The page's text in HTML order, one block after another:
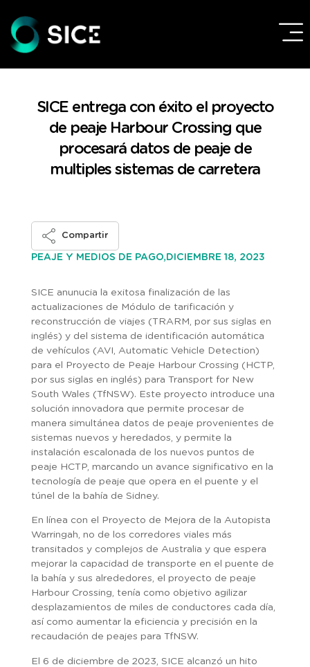
SICE entrega con éxito el proyecto
de peaje Harbour Crossing que
procesará datos de peaje de
multiples sistemas de carretera
PEAJE Y MEDIOS DE PAGO,DICIEMBRE 18, 2023
Compartir
SICE anunucia la exitosa finalización de las
actualizaciones de Módulo de tarificación y
reconstrucción de viajes (TRARM, por sus siglas en
inglés) y del sistema de identificación automática
de vehículos (AVI, Automatic Vehicle Detection)
para el Proyecto de Peaje Harbour Crossing (HCTP,
por sus siglas en inglés) para Transport for New
South Wales (TfNSW). Este proyecto introduce una
solución innovadora que permite procesar de
manera simultánea datos de peaje provenientes de
sistemas nuevos y heredados, y permite la
instalación escalonada de los nuevos puntos de
peaje HCTP, marcando un avance significativo en la
tecnología de peaje que opera en el puente y el
túnel de la bahía de Sidney.
En línea con el Proyecto de Mejora de la Autopista
Warringah, no de los corredores viales más
transitados y complejos de Australia y que espera
mejorar la capacidad de transporte en el puente de
la bahía y sus alrededores, el proyecto de peaje
Harbour Crossing, tenía como objetivo agilizar
desplazamientos de miles de conductores cada día,
así como aumentar la eficiencia y precisión en la
recaudación de peajes para TfNSW.
El 6 de diciembre de 2023, SICE alcanzó un hito